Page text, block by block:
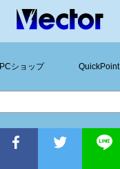
PCショップ QuickPoint